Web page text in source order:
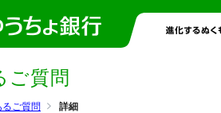
るご質問 詳細
ご質問